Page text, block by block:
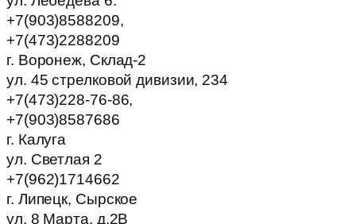
+7(903)8588209,
+7(473)2288209
г. Воронеж, Склад-2
ул. 45 стрелковой дивизии, 234
+7(473)228-76-86,
+7(903)8587686
г. Калуга
ул. Светлая 2
+7(962)1714662
г. Липецк, Сырское
ул. 8 Марта, д.2В